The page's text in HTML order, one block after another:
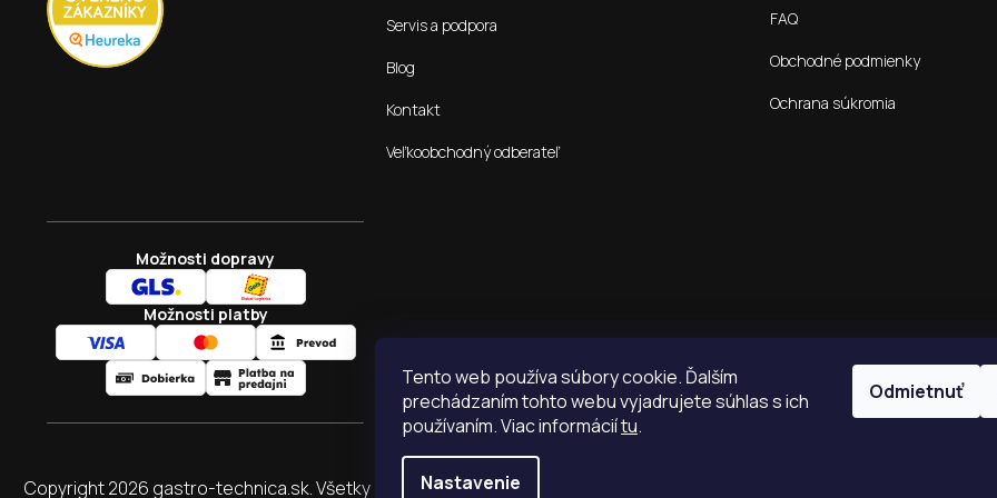
Tento web používa súbory cookie. Ďalším
prechádzaním tohto webu vyjadrujete súhlas s ich
používaním. Viac informáciítu.
Nastavenie
Odmietnuť
Servis a podpora
Blog
Kontakt
Veľkoobchodný odberateľ
FAQ
Obchodné podmienky
Ochrana súkromia
Možnosti dopravy
Možnosti platby
Copyright 2026 gastro-technica.sk. Všetky práva vyhradené.